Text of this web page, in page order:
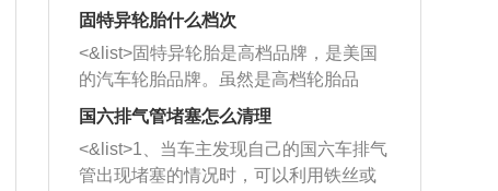
固特异轮胎什么档次
<&list>固特异轮胎是高档品牌，是美国
的汽车轮胎品牌。虽然是高档轮胎品
牌，但是中高低端的轮胎都有生产，这
也是为了更好的开拓市场。
国六排气管堵塞怎么清理
<&list>1、当车主发现自己的国六车排气
管出现堵塞的情况时，可以利用铁丝或